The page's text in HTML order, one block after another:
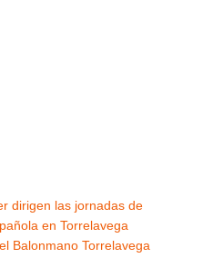
dirigen las jornadas de
en Torrelavega
Balonmano Torrelavega